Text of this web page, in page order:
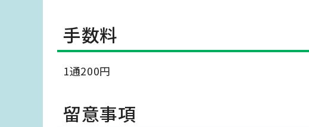
手数料
1通200円
留意事項